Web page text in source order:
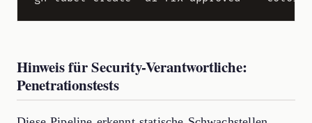
Hinweis für Security-Verantwortliche:
Penetrationstests